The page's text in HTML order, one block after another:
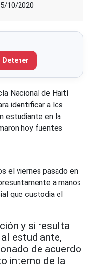
10/2020
Detener
Nacional de Haití
identificar a los
estudiante en la
hoy fuentes
el viernes pasado en
a manos
que custodia el
y si resulta
estudiante,
de acuerdo
interno de la